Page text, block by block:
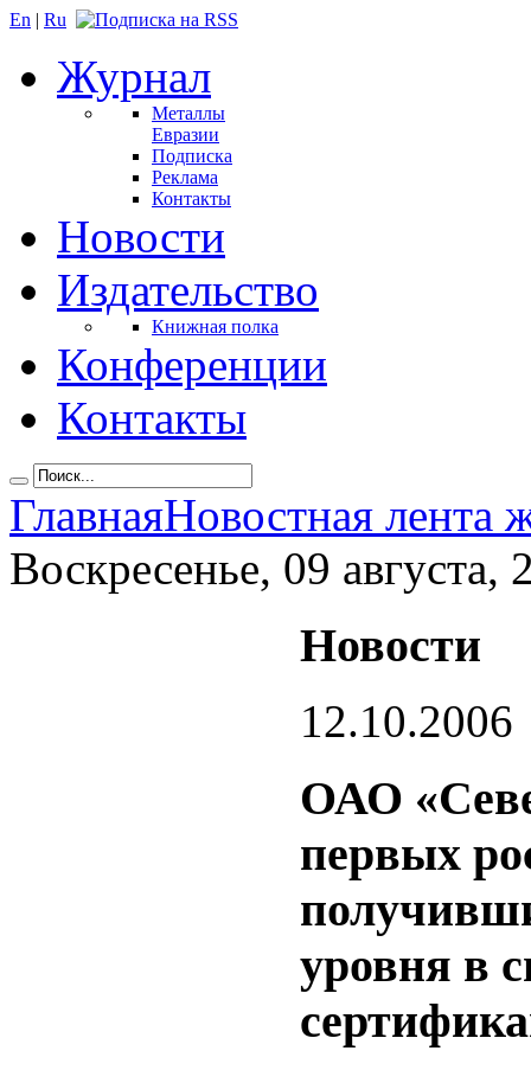
En | Ru
Журнал
Металлы
Евразии
Подписка
Реклама
Контакты
Новости
Издательство
Книжная полка
Конференции
Контакты
ГлавнаяНовостная лента
Воскресенье, 09 августа,
Новости
12.10.2006
ОАО
первых
уровня в